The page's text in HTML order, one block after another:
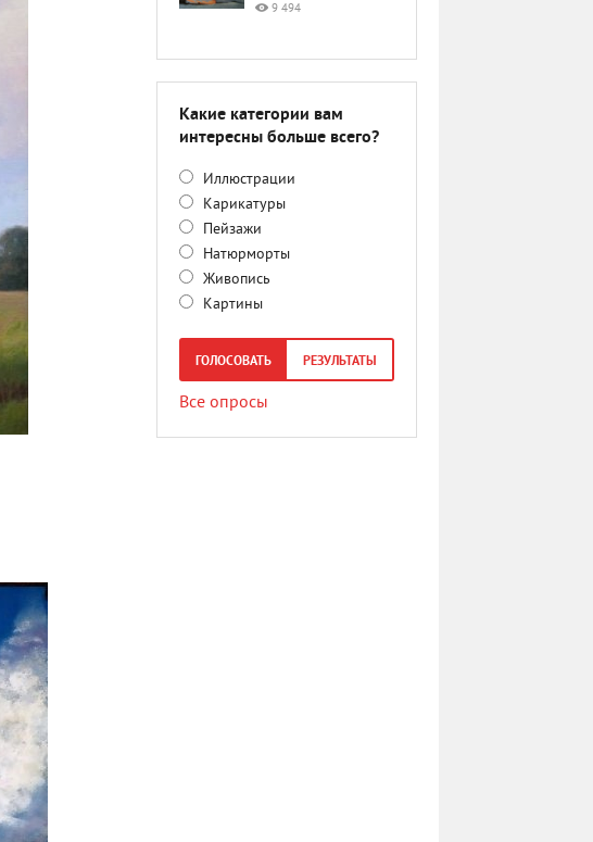
9 494
Какие категории вам
интересны больше всего?
Иллюстрации
Карикатуры
Пейзажи
Натюрморты
Живопись
Картины
ГОЛОСОВАТЬ РЕЗУЛЬТАТЫ
Все опросы